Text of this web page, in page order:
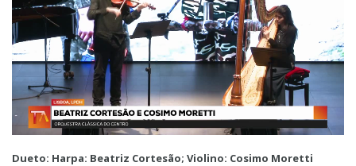
Dueto: Harpa: Beatriz Cortesão; Violino: Cosimo Moretti